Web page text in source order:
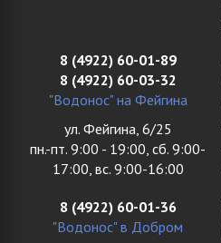
8 (4922) 60-01-89
8 (4922) 60-03-32
"Водонос" на Фейгина
ул. Фейгина, 6/25
пн.-пт. 9:00 - 19:00, сб. 9:00-
17:00, вс. 9:00-16:00
8 (4922) 60-01-36
"Водонос" в Добром